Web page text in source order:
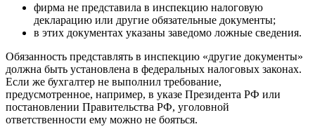
фирма не представила в инспекцию налоговую
декларацию или другие обязательные документы;
в этих документах указаны заведомо ложные сведения.
Обязанность представлять в инспекцию «другие документы»
должна быть установлена в федеральных налоговых законах.
Если же бухгалтер не выполнил требование,
предусмотренное, например, в указе Президента РФ или
постановлении Правительства РФ, уголовной
ответственности ему можно не бояться.